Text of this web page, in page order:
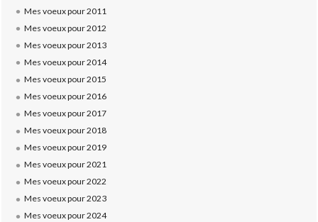
Mes voeux pour 2011
Mes voeux pour 2012
Mes voeux pour 2013
Mes voeux pour 2014
Mes voeux pour 2015
Mes voeux pour 2016
Mes voeux pour 2017
Mes voeux pour 2018
Mes voeux pour 2019
Mes voeux pour 2021
Mes voeux pour 2022
Mes voeux pour 2023
Mes voeux pour 2024